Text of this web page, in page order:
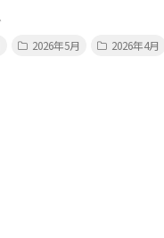
2026年5月 2026年4月